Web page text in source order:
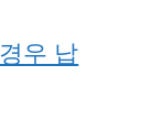
우 납